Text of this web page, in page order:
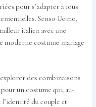
pour s’adapter à tous
Senso Uomo,
italien avec une
moderne costume mariage
des combinaisons
un costume qui, au-
du couple et